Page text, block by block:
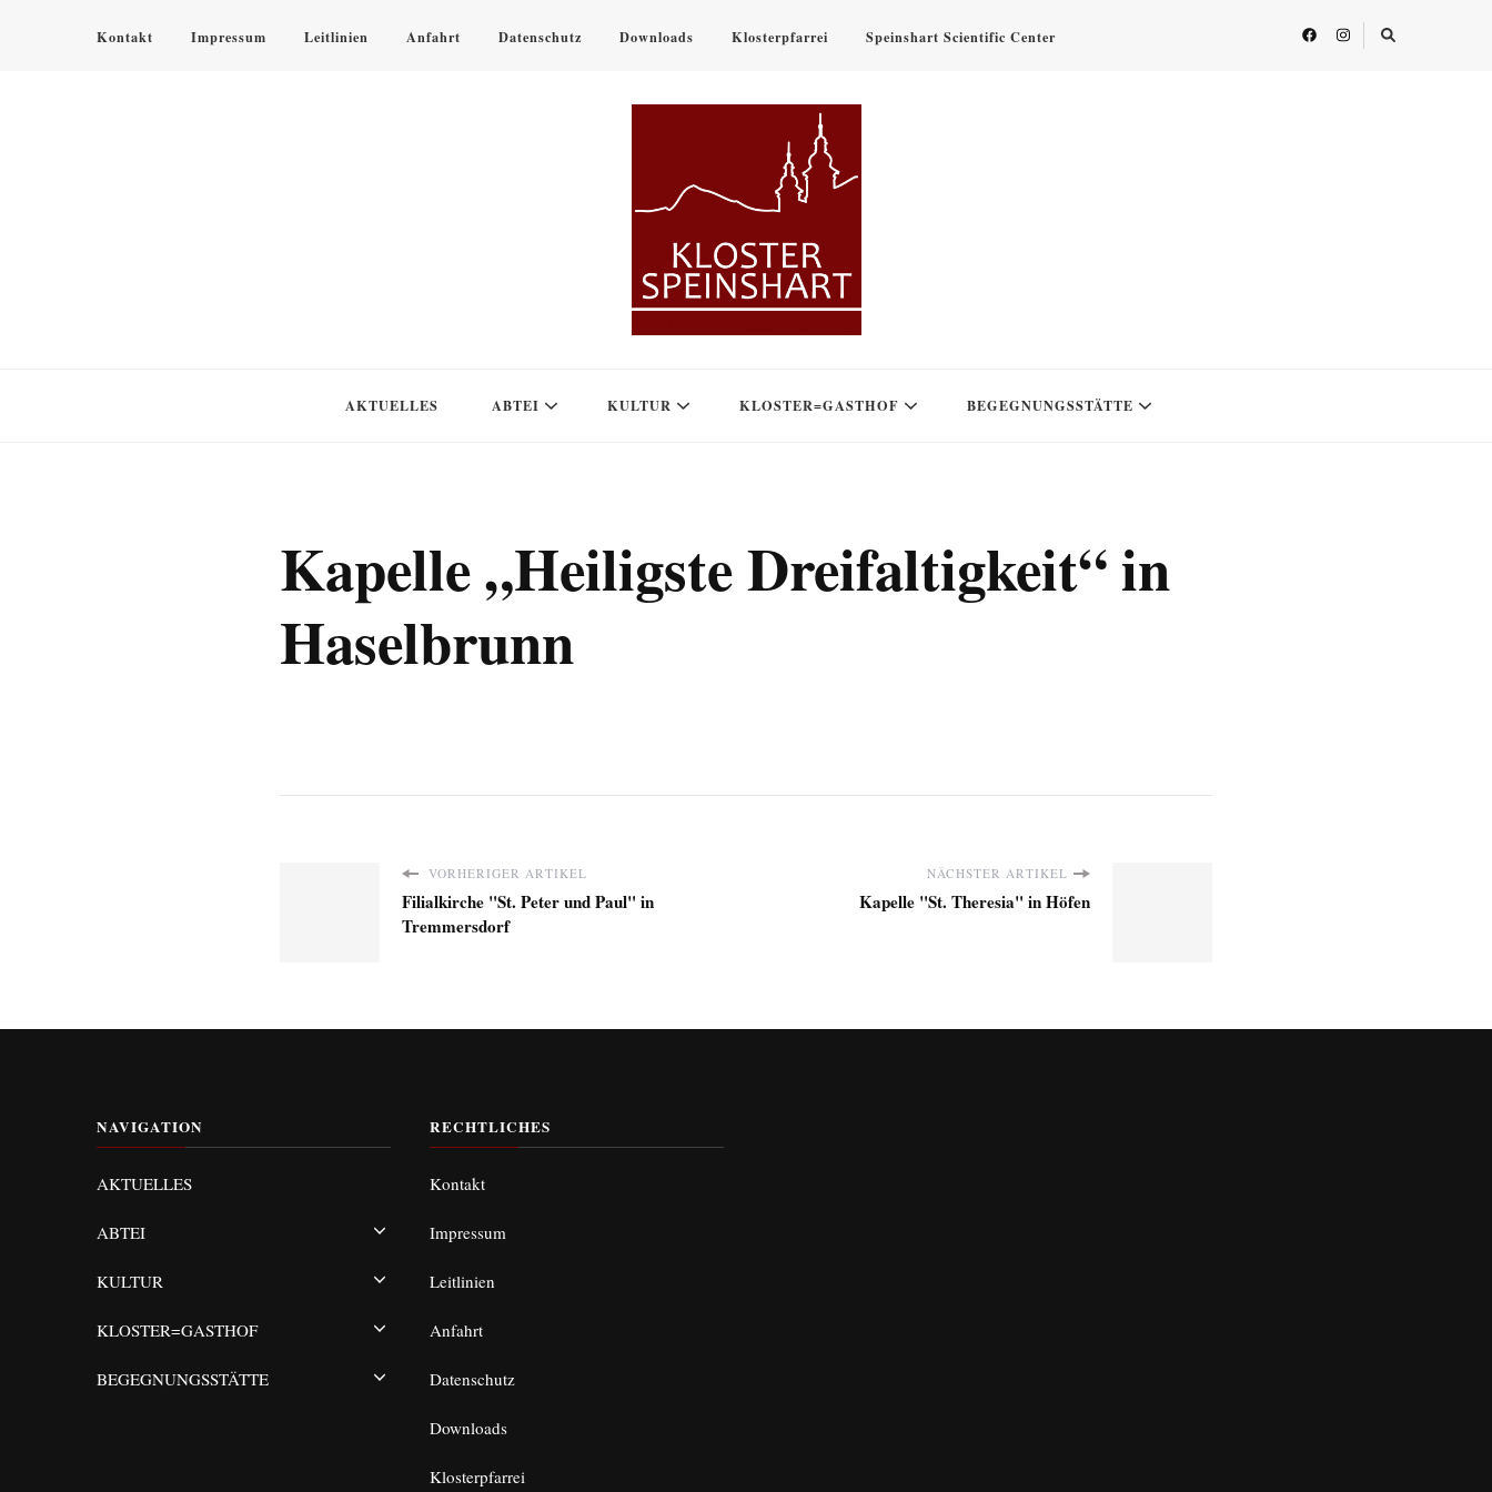
Kontakt Impressum Leitlinien Anfahrt Datenschutz Downloads Klosterpfarrei Speinshart Scientific Center
AKTUELLES ABTEI KULTUR KLOSTER=GASTHOF BEGEGNUNGSSTÄTTE
Kapelle „Heiligste Dreifaltigkeit“ in
Haselbrunn
VORHERIGER ARTIKEL
Filialkirche "St. Peter und Paul" in
Tremmersdorf
NÄCHSTER ARTIKEL
Kapelle "St. Theresia" in Höfen
NAVIGATION
AKTUELLES
ABTEI
KULTUR
KLOSTER=GASTHOF
BEGEGNUNGSSTÄTTE
RECHTLICHES
Kontakt
Impressum
Leitlinien
Anfahrt
Datenschutz
Downloads
Klosterpfarrei